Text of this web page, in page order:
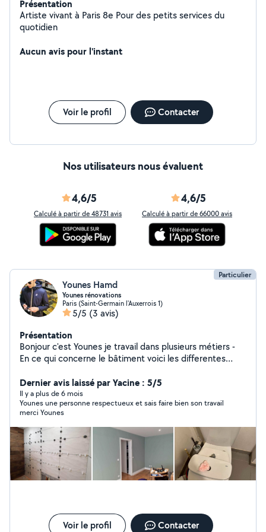
Présentation
Artiste vivant à Paris 8e Pour des petits services du
quotidien
Aucun avis pour l'instant
Voir le profil Contacter
Nos utilisateurs nous évaluent
4,6/5
Calculé à partir de 48731 avis
4,6/5
Calculé à partir de 66000 avis
Particulier
Younes Hamd
Younes rénovations
Paris (Saint-Germain l'Auxerrois 1)
5/5 (3 avis)
Présentation
Bonjour c'est Younes je travail dans plusieurs métiers -
En ce qui concerne le bâtiment voici les differentes
générale - Carrelage -Pose de placo -Enduit partiel ou
general -Rebouchage,gros,fin et ponçage -Pose de
Parquet stratifié , lino , rénovation -Peinture mat, satin.
acrylique -Papiers peints -Toile de verre Autres travaux
sur demande Travail propre et soigné
Dernier avis laissé par Yacine : 5/5
Il y a plus de 6 mois
Younes une personne respectueux et sais faire bien son travail
merci Younes
Voir le profil Contacter